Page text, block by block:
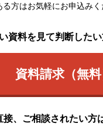
る方はお気軽にお申込みく
資料を見て判断した
資料請求（無料
接、ご相談されたい方